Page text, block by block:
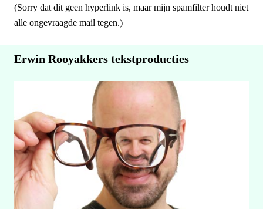
(Sorry dat dit geen hyperlink is, maar mijn spamfilter houdt niet
alle ongevraagde mail tegen.)
Erwin Rooyakkers tekstproducties